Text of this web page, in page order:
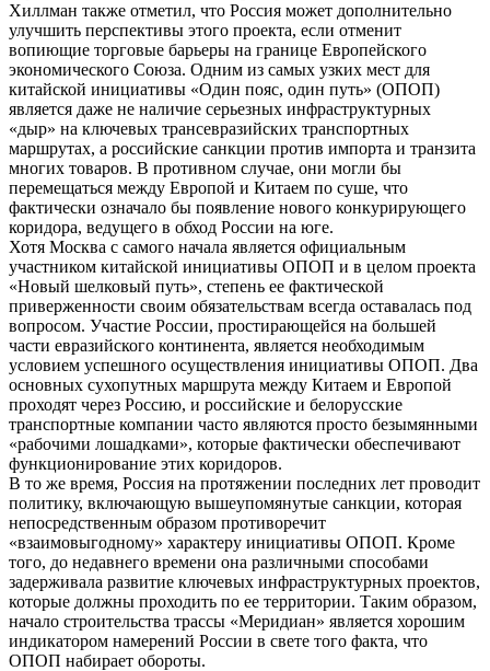
Хиллман также отметил, что Россия может дополнительно
улучшить перспективы этого проекта, если отменит
вопиющие торговые барьеры на границе Европейского
экономического Союза. Одним из самых узких мест для
китайской инициативы «Один пояс, один путь» (ОПОП)
является даже не наличие серьезных инфраструктурных
«дыр» на ключевых трансевразийских транспортных
маршрутах, а российские санкции против импорта и транзита
многих товаров. В противном случае, они могли бы
перемещаться между Европой и Китаем по суше, что
фактически означало бы появление нового конкурирующего
коридора, ведущего в обход России на юге.
Хотя Москва с самого начала является официальным
участником китайской инициативы ОПОП и в целом проекта
«Новый шелковый путь», степень ее фактической
приверженности своим обязательствам всегда оставалась под
вопросом. Участие России, простирающейся на большей
части евразийского континента, является необходимым
условием успешного осуществления инициативы ОПОП. Два
основных сухопутных маршрута между Китаем и Европой
проходят через Россию, и российские и белорусские
транспортные компании часто являются просто безымянными
«рабочими лошадками», которые фактически обеспечивают
функционирование этих коридоров.
В то же время, Россия на протяжении последних лет проводит
политику, включающую вышеупомянутые санкции, которая
непосредственным образом противоречит
«взаимовыгодному» характеру инициативы ОПОП. Кроме
того, до недавнего времени она различными способами
задерживала развитие ключевых инфраструктурных проектов,
которые должны проходить по ее территории. Таким образом,
начало строительства трассы «Меридиан» является хорошим
индикатором намерений России в свете того факта, что
ОПОП набирает обороты.